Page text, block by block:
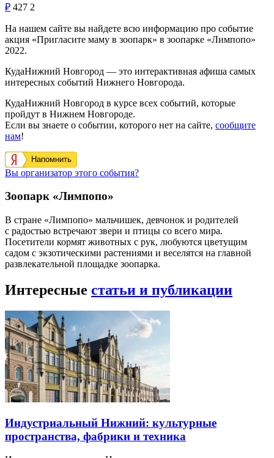
₽ 427 2
На нашем сайте вы найдете всю информацию про событие
акция «Пригласите маму в зоопарк» в зоопарке «Лимпопо»
2022.
КудаНижний Новгород — это интерактивная афиша самых
интересных событий Нижнего Новгорода.
КудаНижний Новгород в курсе всех событий, которые
пройдут в Нижнем Новгороде.
Если вы знаете о событии, которого нет на сайте, сообщите
нам!
Напомнить
Вы организатор этого события?
Зоопарк «Лимпопо»
В стране «Лимпопо» мальчишек, девчонок и родителей
с радостью встречают звери и птицы со всего мира.
Посетители кормят животных с рук, любуются цветущим
садом с экзотическими растениями и веселятся на главной
развлекательной площадке зоопарка.
Интересные статьи и публикации
Индустриальный Нижний: культурные
пространства, фабрики и техника